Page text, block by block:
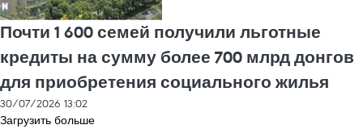
Почти 1 600 семей получили льготные
кредиты на сумму более 700 млрд донгов
для приобретения социального жилья
30/07/2026 13:02
Загрузить больше